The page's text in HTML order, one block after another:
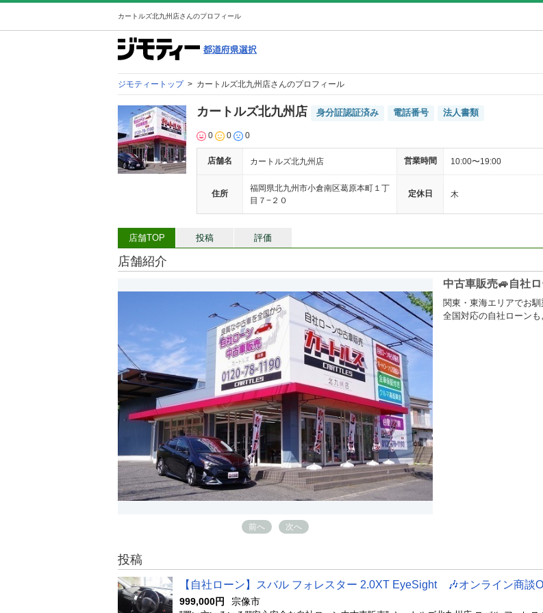
カートルズ北九州店さんのプロフィール
ジモティートップ > カートルズ北九州店さんのプロフィール
カートルズ北九州店 身分証認証済み 電話番号 法人書類
0 0 0
店舗名 カートルズ北九州店 営業時間
10:00〜19:00
住所
福岡県北九州市小倉南区葛原本町１丁
目７−２０
定休日 木
店舗TOP 投稿 評価
店舗紹介
前へ 次へ
中古車販売🚙自社
関東・東海エリアでお馴
全国対応の自社ローン
投稿
【自社ローン】スバル フォレスター 2.0XT EyeSight 🎶オンライン商談
999,000円 宗像市